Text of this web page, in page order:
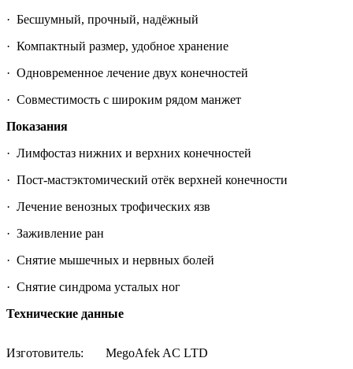
· Бесшумный, прочный, надёжный
· Компактный размер, удобное хранение
· Одновременное лечение двух конечностей
· Совместимость с широким рядом манжет
Показания
· Лимфостаз нижних и верхних конечностей
· Пост-мастэктомический отёк верхней конечности
· Лечение венозных трофических язв
· Заживление ран
· Снятие мышечных и нервных болей
· Снятие синдрома усталых ног
Технические данные
Изготовитель: MegoAfek AC LTD